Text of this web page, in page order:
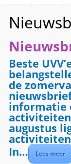
« Alle
Dit evenement
Line
april 17 @ 13:30
Beste
de
informatie
augustus
activiteiten
In…
Lees meer